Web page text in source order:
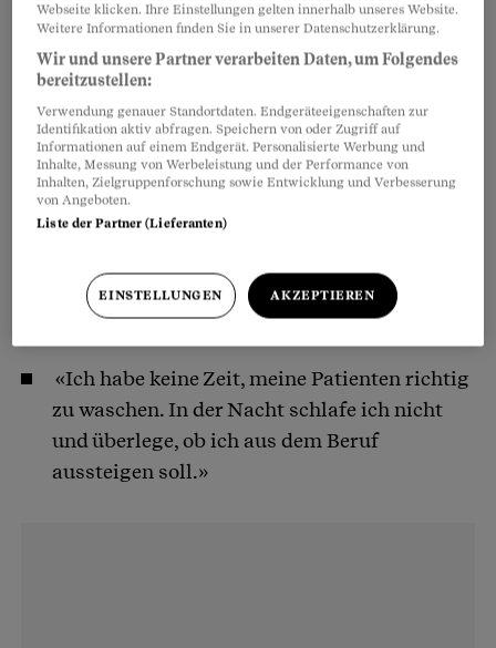
«Ich mache nur noch Handgriffe, das ist
keine Pflege. Am Abend falle ich ausgelaugt
ins Bett.»
«Es gibt Dinge in unserem Alltag, die lassen
einen nicht mehr los. Ich bin ins Loch
gefallen und war zwei Monate lang
krankgeschrieben. Eine Depression.»
«Ich fiel wegen Angstzuständen aus. Angst
vor Fehlern und Angst vor einer Pflege, die
«Ich habe keine Zeit, meine Patienten richtig
zu waschen. In der Nacht schlafe ich nicht
und überlege, ob ich aus dem Beruf
aussteigen soll.»
Webseite klicken. Ihre Einstellungen gelten innerhalb unseres Website.
Weitere Informationen finden Sie in unserer Datenschutzerklärung.
Wir und unsere Partner verarbeiten Daten, um Folgendes
bereitzustellen:
Verwendung genauer Standortdaten. Endgeräteeigenschaften zur
Identifikation aktiv abfragen. Speichern von oder Zugriff auf
Informationen auf einem Endgerät. Personalisierte Werbung und
Inhalte, Messung von Werbeleistung und der Performance von
Inhalten, Zielgruppenforschung sowie Entwicklung und Verbesserung
von Angeboten.
Liste der Partner (Lieferanten)
EINSTELLUNGEN AKZEPTIEREN